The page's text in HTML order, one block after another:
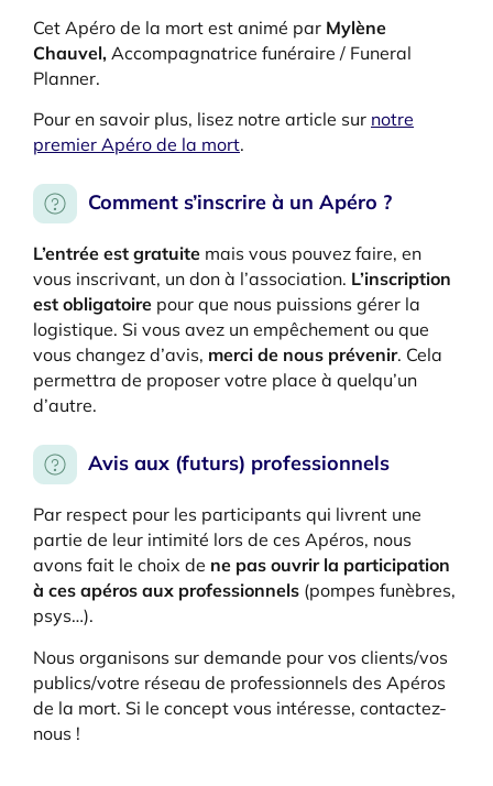
Cet Apéro de la mort est animé par Mylène
Chauvel, Accompagnatrice funéraire / Funeral
Planner.
Pour en savoir plus, lisez notre article sur notre
premier Apéro de la mort.
Comment s’inscrire à un Apéro ?
L’entrée est gratuite mais vous pouvez faire, en
vous inscrivant, un don à l’association. L’inscription
est obligatoire pour que nous puissions gérer la
logistique. Si vous avez un empêchement ou que
vous changez d’avis, merci de nous prévenir. Cela
permettra de proposer votre place à quelqu’un
d’autre.
Avis aux (futurs) professionnels
Par respect pour les participants qui livrent une
partie de leur intimité lors de ces Apéros, nous
avons fait le choix de ne pas ouvrir la participation
à ces apéros aux professionnels (pompes funèbres,
psys…).
Nous organisons sur demande pour vos clients/vos
publics/votre réseau de professionnels des Apéros
de la mort. Si le concept vous intéresse, contactez-
nous !